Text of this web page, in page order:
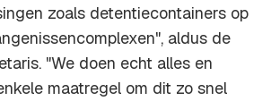
zoals detentiecontainers op
aldus de
"We doen echt alles en
maatregel om dit zo snel